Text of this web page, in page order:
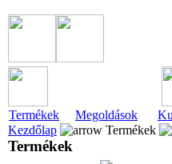
Termékek Megoldások
Kezdőlap
Termékek
Termékek